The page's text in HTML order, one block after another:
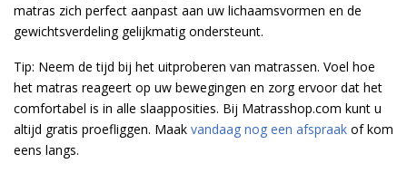
matras zich perfect aanpast aan uw lichaamsvormen en de
gewichtsverdeling gelijkmatig ondersteunt.
Tip: Neem de tijd bij het uitproberen van matrassen. Voel hoe
het matras reageert op uw bewegingen en zorg ervoor dat het
comfortabel is in alle slaapposities. Bij Matrasshop.com kunt u
altijd gratis proefliggen. Maak vandaag nog een afspraak of kom
eens langs.